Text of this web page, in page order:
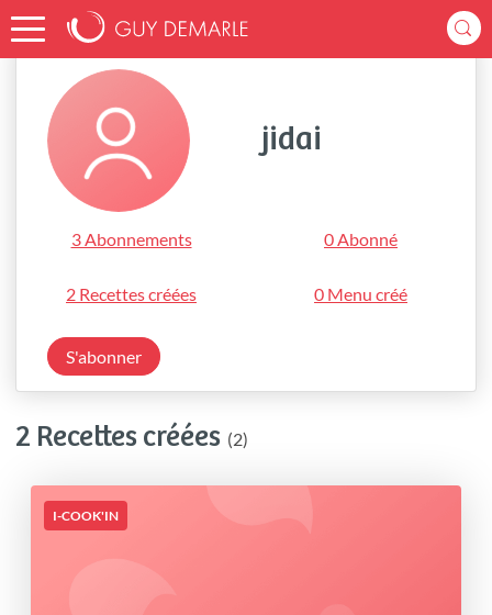
Accueil jidai
jidai
3 Abonnements 0 Abonné
2 Recettes créées 0 Menu créé
S'abonner
2 Recettes créées (2)
I-COOK'IN